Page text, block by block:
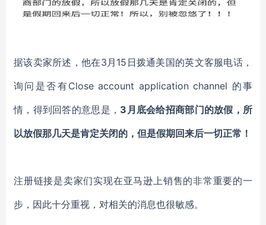
据该卖家所述，他在3月15日拨通美国的英文客服电话，
询问是否有Close account application channel 的事
情， 得到回答的意思是， 3月底会给招商部门的放假，所
以放假那几天是肯定关闭的，但是假期回来后一切正常！
注册链接是卖家们实现在亚马逊上销售的非常重要的一
步，因此十分重视，对相关的消息也很敏感。